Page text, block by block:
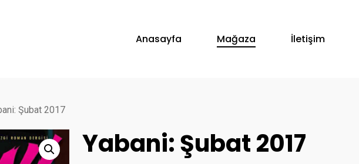
Anasayfa Mağaza İletişim
Şubat 2017
Yabani: Şubat 2017